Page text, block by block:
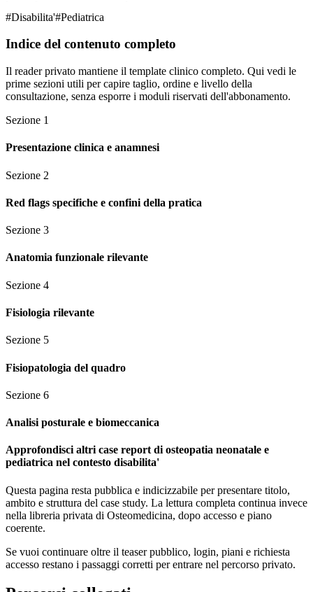
#Disabilita'#Pediatrica
Indice del contenuto completo
Il reader privato mantiene il template clinico completo. Qui vedi le
prime sezioni utili per capire taglio, ordine e livello della
consultazione, senza esporre i moduli riservati dell'abbonamento.
Sezione 1
Presentazione clinica e anamnesi
Sezione 2
Red flags specifiche e confini della pratica
Sezione 3
Anatomia funzionale rilevante
Sezione 4
Fisiologia rilevante
Sezione 5
Fisiopatologia del quadro
Sezione 6
Analisi posturale e biomeccanica
Approfondisci altri case report di osteopatia neonatale e
pediatrica nel contesto disabilita'
Questa pagina resta pubblica e indicizzabile per presentare titolo,
ambito e struttura del case study. La lettura completa continua invece
nella libreria privata di Osteomedicina, dopo accesso e piano
coerente.
Se vuoi continuare oltre il teaser pubblico, login, piani e richiesta
accesso restano i passaggi corretti per entrare nel percorso privato.